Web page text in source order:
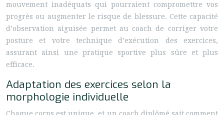
mouvement inadéquats qui pourraient compromettre vos
progrès ou augmenter le risque de blessure. Cette capacité
d’observation aiguisée permet au coach de corriger votre
posture et votre technique d’exécution des exercices,
assurant ainsi une pratique sportive plus sûre et plus
efficace.
Adaptation des exercices selon la
morphologie individuelle